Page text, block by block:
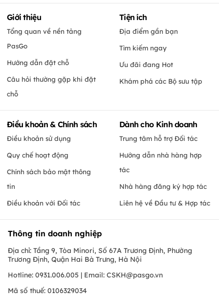
Giới thiệu
Tổng quan về nền tảng
PasGo
Hướng dẫn đặt chỗ
Câu hỏi thường gặp khi đặt
chỗ
Tiện ích
Địa điểm gần bạn
Tìm kiếm ngay
Ưu đãi đang Hot
Khám phá các Bộ sưu tập
Điều khoản & Chính sách
Điều khoản sử dụng
Quy chế hoạt động
Chính sách bảo mật thông
tin
Điều khoản với Đối tác
Dành cho Kinh doanh
Trung tâm hỗ trợ Đối tác
Hướng dẫn nhà hàng hợp
tác
Nhà hàng đăng ký hợp tác
Liên hệ về Đầu tư & Hợp tác
Thông tin doanh nghiệp
Địa chỉ: Tầng 9, Tòa Minori, Số 67A Trương Định, Phường
Trương Định, Quận Hai Bà Trưng, Hà Nội
Hotline: 0931.006.005 | Email: CSKH@pasgo.vn
Mã số thuế: 0106329034